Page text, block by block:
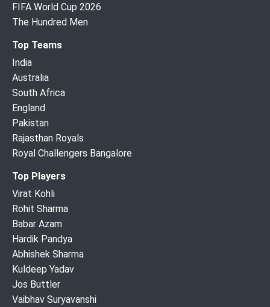
FIFA World Cup 2026
The Hundred Men
Top Teams
India
Australia
South Africa
England
Pakistan
Rajasthan Royals
Royal Challengers Bangalore
Top Players
Virat Kohli
Rohit Sharma
Babar Azam
Hardik Pandya
Abhishek Sharma
Kuldeep Yadav
Jos Buttler
Vaibhav Suryavanshi